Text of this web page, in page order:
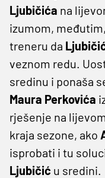
Ljubičića na
izumom,
treneru da
veznom redu.
sredinu i ponaša
Maura Perkovića
rješenje na
kraja sezone, ako
isprobati i tu
Ljubičić u sredini.